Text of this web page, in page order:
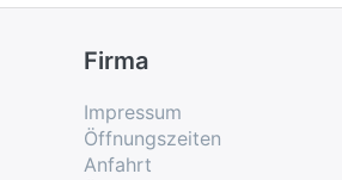
Firma
Impressum
Öffnungszeiten
Anfahrt